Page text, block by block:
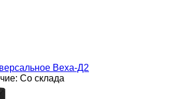
Веха-Д2
Со склада